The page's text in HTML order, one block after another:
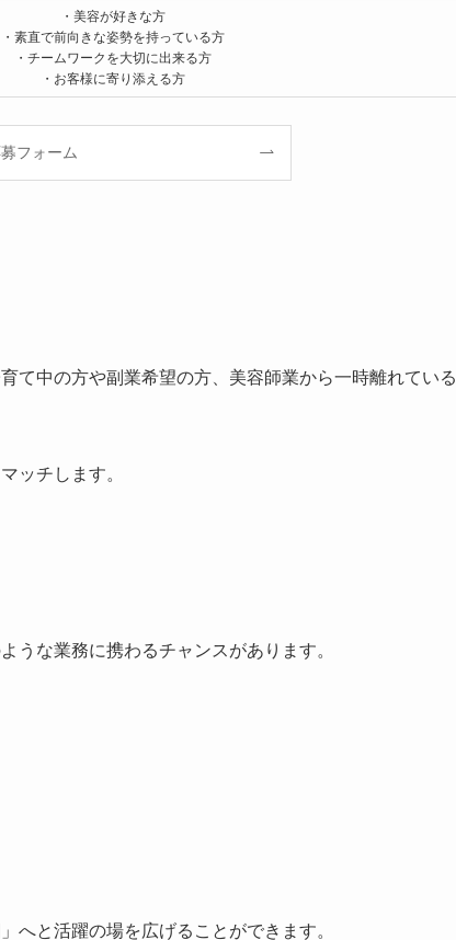
・美容が好きな方
・素直で前向きな姿勢を持っている方
・チームワークを大切に出来る方
・お客様に寄り添える方
フォーム
て中の方や副業希望の方、美容師業から一時離れている
ッチします。
うな業務に携わるチャンスがあります。
へと活躍の場を広げることができます。